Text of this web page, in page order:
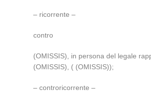
– ricorrente –
contro
(OMISSIS), in persona del legale
(OMISSIS), ( (OMISSIS));
– controricorrente –